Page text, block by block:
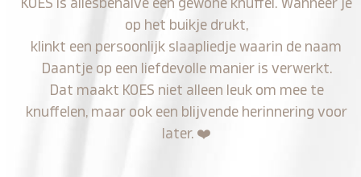
KOES is allesbehalve een gewone knuffel. Wanneer je
op het buikje drukt,
klinkt een persoonlijk slaapliedje waarin de naam
Daantje op een liefdevolle manier is verwerkt.
Dat maakt KOES niet alleen leuk om mee te
knuffelen, maar ook een blijvende herinnering voor
later. ❤️